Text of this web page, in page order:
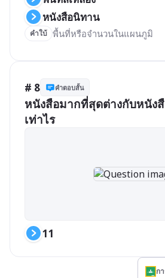
หนังสือนิทาน
คำใบ้ พื้นที่หรือจำนวนในแผนภูมิ
# 8 คำตอบสั้น
หนังสือมากที่สุดต่างกับหนัง
เท่าไร
11
ก